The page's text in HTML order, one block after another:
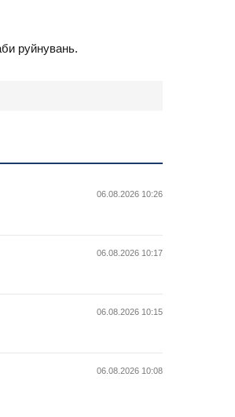
руйнувань.
06.08.2026 10:26
06.08.2026 10:17
06.08.2026 10:15
06.08.2026 10:08